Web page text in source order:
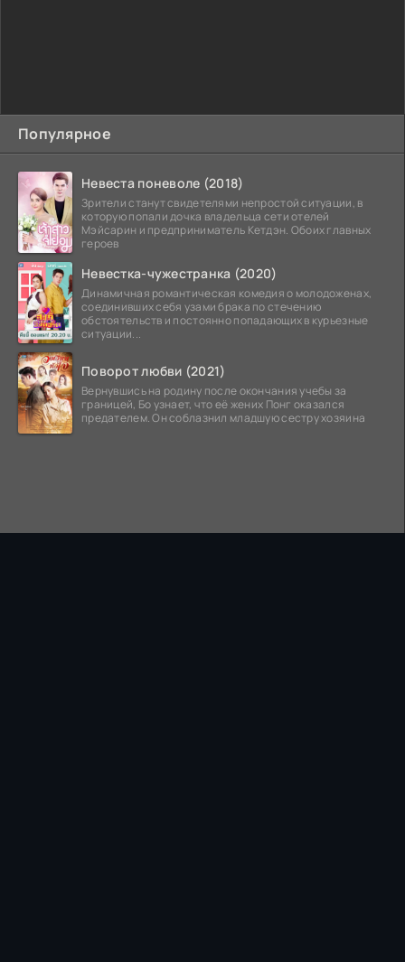
Популярное
Невеста поневоле (2018)
Зрители станут свидетелями непростой ситуации, в
которую попали дочка владельца сети отелей
Мэйсарин и предприниматель Кетдэн. Обоих главных
героев
Невестка-чужестранка (2020)
Динамичная романтическая комедия о молодоженах,
соединивших себя узами брака по стечению
обстоятельств и постоянно попадающих в курьезные
ситуации...
Поворот любви (2021)
Вернувшись на родину после окончания учебы за
границей, Бо узнает, что её жених Понг оказался
предателем. Он соблазнил младшую сестру хозяина